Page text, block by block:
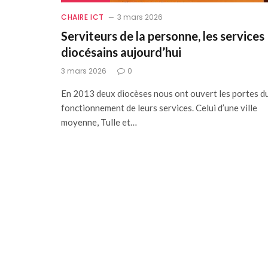
CHAIRE ICT 3 mars 2026
Serviteurs de la personne, les services
diocésains aujourd’hui
3 mars 2026 0
En 2013 deux diocèses nous ont ouvert les portes
fonctionnement de leurs services. Celui d’une ville
moyenne, Tulle et…